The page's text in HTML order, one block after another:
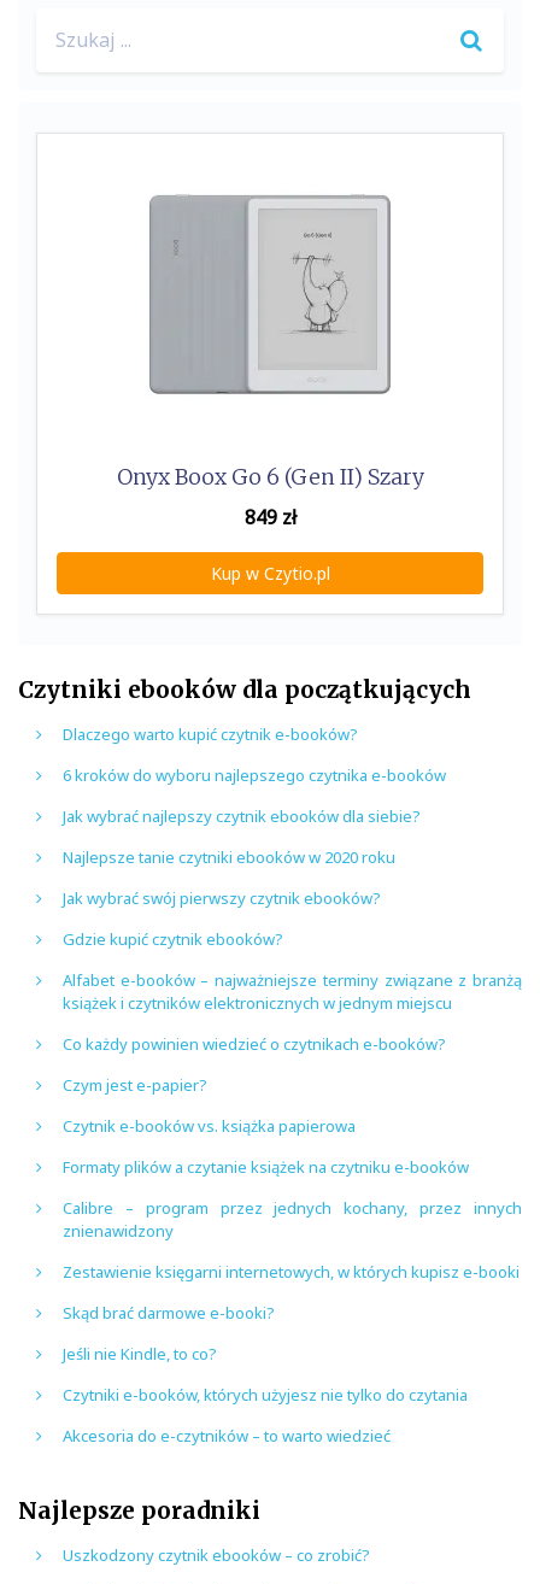
for:
Onyx Boox Go 6 (Gen II) Szary
849zł
Kup w Czytio.pl
Czytniki ebooków dla początkujących
Dlaczego warto kupić czytnik e-booków?
6 kroków do wyboru najlepszego czytnika e-booków
Jak wybrać najlepszy czytnik ebooków dla siebie?
Najlepsze tanie czytniki ebooków w 2020 roku
Jak wybrać swój pierwszy czytnik ebooków?
Gdzie kupić czytnik ebooków?
Alfabet e-booków – najważniejsze terminy związane z branżą
książek i czytników elektronicznych w jednym miejscu
Co każdy powinien wiedzieć o czytnikach e-booków?
Czym jest e-papier?
Czytnik e-booków vs. książka papierowa
Formaty plików a czytanie książek na czytniku e-booków
Calibre – program przez jednych kochany, przez innych
znienawidzony
Zestawienie księgarni internetowych, w których kupisz e-booki
Skąd brać darmowe e-booki?
Jeśli nie Kindle, to co?
Czytniki e-booków, których użyjesz nie tylko do czytania
Akcesoria do e-czytników – to warto wiedzieć
Najlepsze poradniki
Uszkodzony czytnik ebooków – co zrobić?